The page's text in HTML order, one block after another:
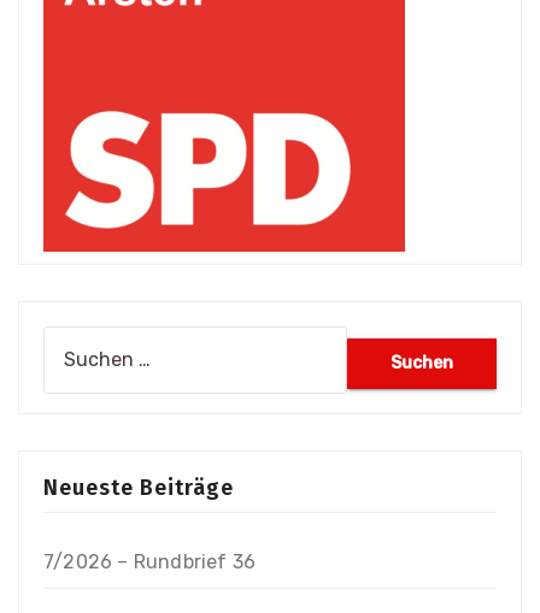
Neueste Beiträge
7/2026 – Rundbrief 36